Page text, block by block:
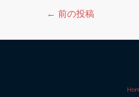
ナ
← 前の投稿